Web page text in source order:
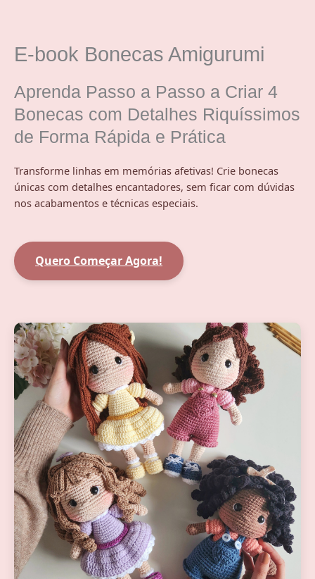
conteúdo
E-book Bonecas Amigurumi
Aprenda Passo a Passo a Criar 4
Bonecas com Detalhes Riquíssimos
de Forma Rápida e Prática
Transforme linhas em memórias afetivas! Crie bonecas
únicas com detalhes encantadores, sem ficar com dúvidas
nos acabamentos e técnicas especiais.
Quero Começar Agora!